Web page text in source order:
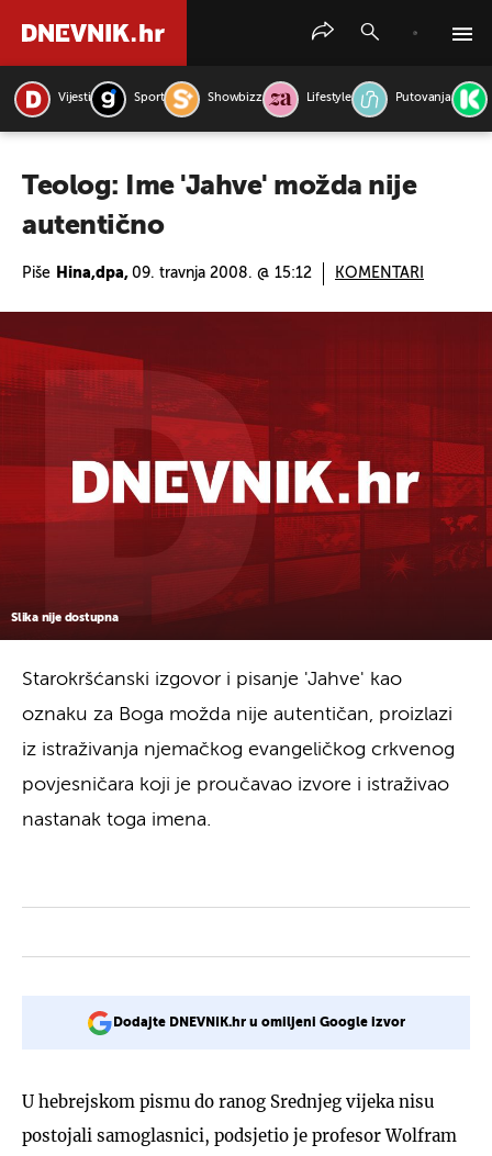
Vijesti Sport Showbizz Lifestyle Putovanja
Teolog: Ime 'Jahve' možda nije
autentično
Piše Hina,dpa, 09. travnja 2008. @ 15:12 KOMENTARI
Slika nije dostupna
Starokršćanski izgovor i pisanje 'Jahve' kao
oznaku za Boga možda nije autentičan, proizlazi
iz istraživanja njemačkog evangeličkog crkvenog
povjesničara koji je proučavao izvore i istraživao
nastanak toga imena.
Dodajte DNEVNIK.hr u omiljeni Google izvor
U hebrejskom pismu do ranog Srednjeg vijeka nisu
postojali samoglasnici, podsjetio je profesor Wolfram
PRETRAŽITE VIJESTI